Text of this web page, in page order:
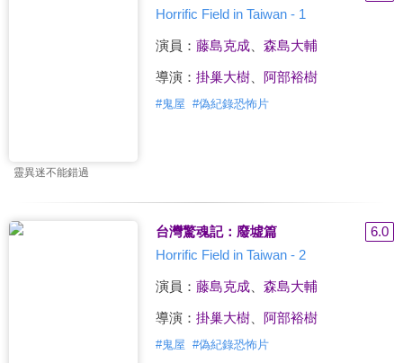
靈異迷不能錯過
Horrific Field in Taiwan - 1
演員： 藤島克成、 森島大輔
導演： 掛巢大樹、 阿部裕樹
#鬼屋 #偽紀錄恐怖片
台灣驚魂記：廢墟篇
6.0
Horrific Field in Taiwan - 2
演員： 藤島克成、 森島大輔
導演： 掛巢大樹、 阿部裕樹
#鬼屋 #偽紀錄恐怖片